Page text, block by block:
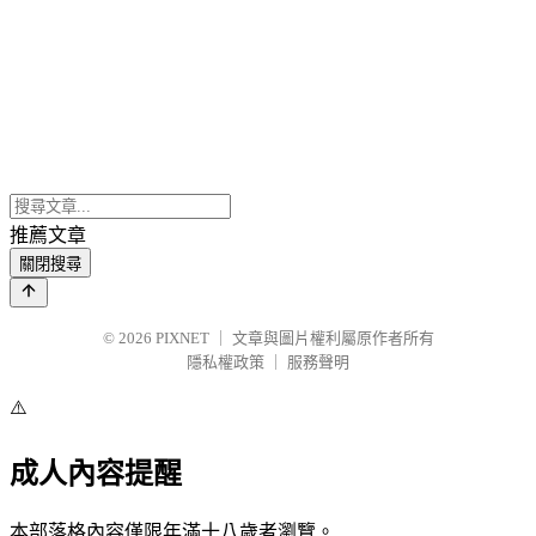
推薦文章
關閉搜尋
© 2026 PIXNET
文章與圖片權利屬原作者所有
隱私權政策
服務聲明
⚠️
成人內容提醒
本部落格內容僅限年滿十八歲者瀏覽。